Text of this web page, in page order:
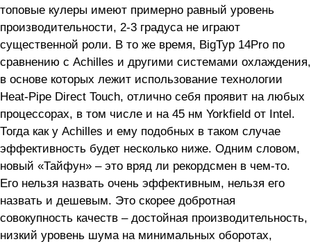
топовые кулеры имеют примерно равный уровень
производительности, 2-3 градуса не играют
существенной роли. В то же время, BigTyp 14Pro по
сравнению с Achilles и другими системами охлаждения,
в основе которых лежит использование технологии
Heat-Pipe Direct Touch, отлично себя проявит на любых
процессорах, в том числе и на 45 нм Yorkfield от Intel.
Тогда как у Achilles и ему подобных в таком случае
эффективность будет несколько ниже. Одним словом,
новый «Тайфун» – это вряд ли рекордсмен в чем-то.
Его нельзя назвать очень эффективным, нельзя его
назвать и дешевым. Это скорее добротная
совокупность качеств – достойная производительность,
низкий уровень шума на минимальных оборотах,